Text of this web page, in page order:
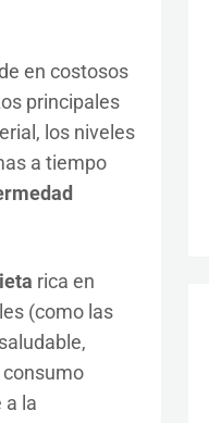
en costosos
principales
los niveles
a tiempo
rica en
(como las
a la